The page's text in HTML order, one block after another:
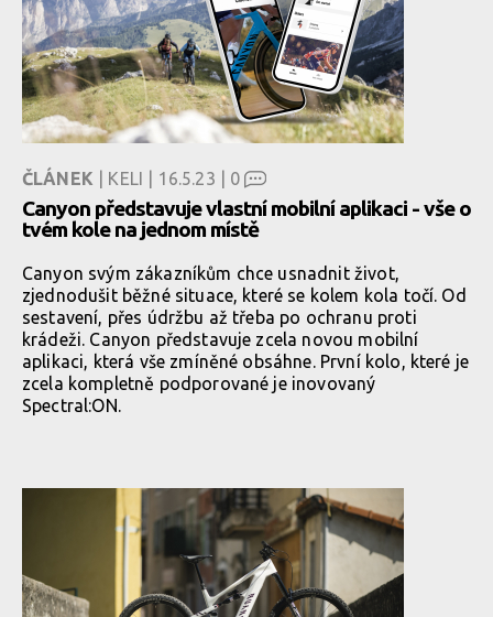
ČLÁNEK | KELI | 16.5.23 | 0
Canyon představuje vlastní mobilní aplikaci - vše o
tvém kole na jednom místě
Canyon svým zákazníkům chce usnadnit život,
zjednodušit běžné situace, které se kolem kola točí. Od
sestavení, přes údržbu až třeba po ochranu proti
krádeži. Canyon představuje zcela novou mobilní
aplikaci, která vše zmíněné obsáhne. První kolo, které je
zcela kompletně podporované je inovovaný
Spectral:ON.